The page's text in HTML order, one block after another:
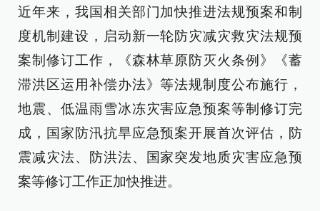
近年来，我国相关部门加快推进法规预案和制
度机制建设，启动新一轮防灾减灾救灾法规预
案制修订工作，《森林草原防灭火条例》《蓄
滞洪区运用补偿办法》等法规制度公布施行，
地震、低温雨雪冰冻灾害应急预案等制修订完
成，国家防汛抗旱应急预案开展首次评估，防
震减灾法、防洪法、国家突发地质灾害应急预
案等修订工作正加快推进。